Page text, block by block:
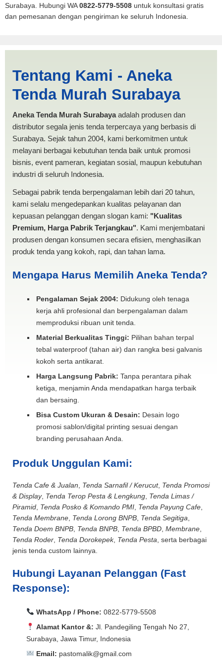
Surabaya. Hubungi WA0822-5779-5508 untuk konsultasi gratis
dan pemesanan dengan pengiriman ke seluruh Indonesia.
ANEKA TENDA MURAH
Tentang Kami - Aneka
Tenda Murah Surabaya
Aneka Tenda Murah Surabayaadalah produsen dan
distributor segala jenis tenda terpercaya yang berbasis di
Surabaya. Sejak tahun 2004, kami berkomitmen untuk
melayani berbagai kebutuhan tenda baik untuk promosi
bisnis, event pameran, kegiatan sosial, maupun kebutuhan
industri di seluruh Indonesia.
Sebagai pabrik tenda berpengalaman lebih dari 20 tahun,
kami selalu mengedepankan kualitas pelayanan dan
kepuasan pelanggan dengan slogan kami: "Kualitas
Premium, Harga Pabrik Terjangkau". Kami menjembatani
produsen dengan konsumen secara efisien, menghasilkan
produk tenda yang kokoh, rapi, dan tahan lama.
Mengapa Harus Memilih Aneka Tenda?
Pengalaman Sejak 2004: Didukung oleh tenaga
kerja ahli profesional dan berpengalaman dalam
memproduksi ribuan unit tenda.
Material Berkualitas Tinggi: Pilihan bahan terpal
tebal waterproof (tahan air) dan rangka besi galvanis
kokoh serta antikarat.
Harga Langsung Pabrik: Tanpa perantara pihak
ketiga, menjamin Anda mendapatkan harga terbaik
dan bersaing.
Bisa Custom Ukuran & Desain: Desain logo
promosi sablon/digital printing sesuai dengan
branding perusahaan Anda.
Produk Unggulan Kami:
Tenda Cafe & Jualan Tenda Sarnafil / Kerucut, Tenda Promosi
& Display, Tenda Terop Pesta & Lengkung Tenda Limas /
Piramid Tenda Posko & Komando PMI Tenda Payung Cafe
Tenda Membrane Tenda Lorong BNPB Tenda Segitiga
Tenda Doem BNPB Tenda BNPB Tenda BPBD Membrane
Tenda Roder Tenda Dorokepek, Tenda Pesta , serta berbagai
jenis tenda custom lainnya.
Hubungi Layanan Pelanggan (Fast
Response):
WhatsApp / Phone: 0822-5779-5508
Alamat Kantor &: Jl. Pandegiling Tengah No 27,
Surabaya, Jawa Timur, Indonesia
Email: pastomalik@gmail.com